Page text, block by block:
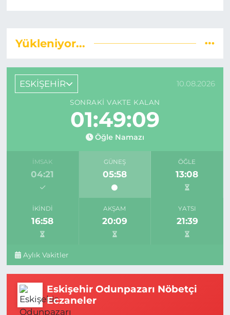
Yükleniyor...
ESKİŞEHİR 10.08.2026
SONRAKI VAKTE KALAN
01:49:08
Öğle Namazı
İMSAK
04:21
GÜNEŞ
05:58
ÖĞLE
13:08
İKINDI
16:58
AKŞAM
20:09
YATSI
21:39
Aylık Vakitler
Eskişehir Odunpazarı Nöbetçi
Eczaneler